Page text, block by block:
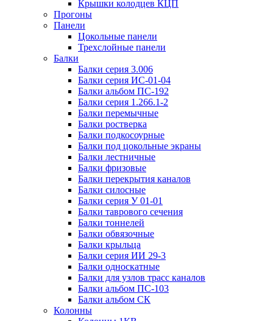
Крышки колодцев КЦП
Прогоны
Панели
Цокольные панели
Трехслойные панели
Балки
Балки серия 3.006
Балки серия ИС-01-04
Балки альбом ПС-192
Балки серия 1.266.1-2
Балки перемычные
Балки ростверка
Балки подкосоурные
Балки под цокольные экраны
Балки лестничные
Балки фризовые
Балки перекрытия каналов
Балки силосные
Балки серия У 01-01
Балки таврового сечения
Балки тоннелей
Балки обвязочные
Балки крыльца
Балки серия ИИ 29-3
Балки односкатные
Балки для узлов трасс каналов
Балки альбом ПС-103
Балки альбом СК
Колонны